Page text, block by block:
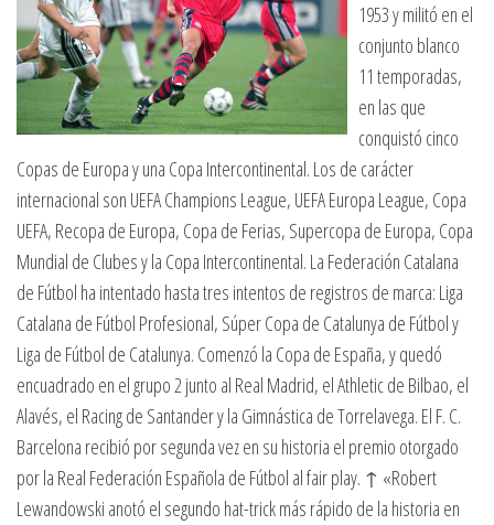
1953 y militó en el
conjunto blanco
11 temporadas,
en las que
conquistó cinco
Copas de Europa y una Copa Intercontinental. Los de carácter
internacional son UEFA Champions League, UEFA Europa League, Copa
UEFA, Recopa de Europa, Copa de Ferias, Supercopa de Europa, Copa
Mundial de Clubes y la Copa Intercontinental. La Federación Catalana
de Fútbol ha intentado hasta tres intentos de registros de marca: Liga
Catalana de Fútbol Profesional, Súper Copa de Catalunya de Fútbol y
Liga de Fútbol de Catalunya. Comenzó la Copa de España, y quedó
encuadrado en el grupo 2 junto al Real Madrid, el Athletic de Bilbao, el
Alavés, el Racing de Santander y la Gimnástica de Torrelavega. El F. C.
Barcelona recibió por segunda vez en su historia el premio otorgado
por la Real Federación Española de Fútbol al fair play. ↑ «Robert
Lewandowski anotó el segundo hat-trick más rápido de la historia en